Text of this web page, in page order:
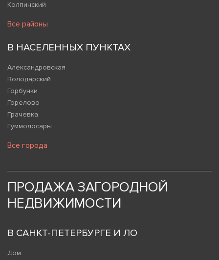
Колпинский
Все районы
В НАСЕЛЕННЫХ ПУНКТАХ
Александровская
Володарский
Горбунки
Горелово
Грачевка
Гуммолосары
Все города
ПРОДАЖА ЗАГОРОДНОЙ
НЕДВИЖИМОСТИ
В САНКТ-ПЕТЕРБУРГЕ И ЛО
Дом